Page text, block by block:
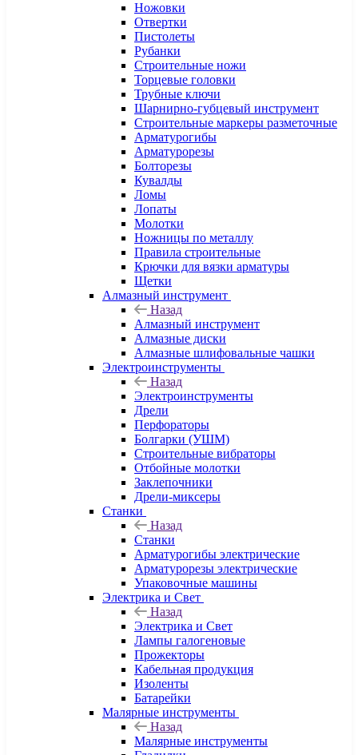
Ножовки
Отвертки
Пистолеты
Рубанки
Строительные ножи
Торцевые головки
Трубные ключи
Шарнирно-губцевый инструмент
Строительные маркеры разметочные
Арматурогибы
Арматурорезы
Болторезы
Кувалды
Ломы
Лопаты
Молотки
Ножницы по металлу
Правила строительные
Крючки для вязки арматуры
Щетки
Алмазный инструмент
Назад
Алмазный инструмент
Алмазные диски
Алмазные шлифовальные чашки
Электроинструменты
Назад
Электроинструменты
Дрели
Перфораторы
Болгарки (УШМ)
Строительные вибраторы
Отбойные молотки
Заклепочники
Дрели-миксеры
Станки
Назад
Станки
Арматурогибы электрические
Арматурорезы электрические
Упаковочные машины
Электрика и Свет
Назад
Электрика и Свет
Лампы галогеновые
Прожекторы
Кабельная продукция
Изоленты
Батарейки
Малярные инструменты
Назад
Малярные инструменты